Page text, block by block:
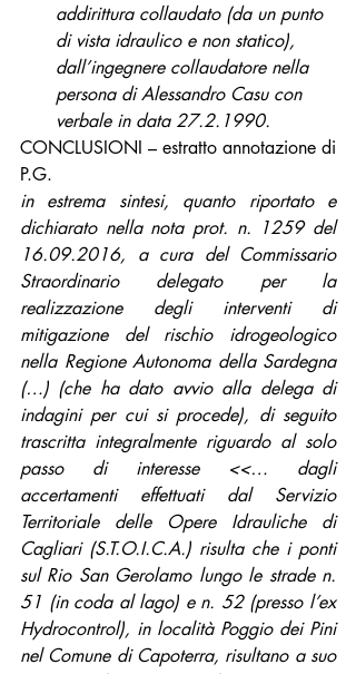
addirittura collaudato (da un punto
di vista idraulico e non statico),
dall’ingegnere collaudatore nella
persona di Alessandro Casu con
verbale in data 27.2.1990.
CONCLUSIONI – estratto annotazione di
P.G.
in estrema sintesi, quanto riportato e
dichiarato nella nota prot. n. 1259 del
16.09.2016, a cura del Commissario
Straordinario delegato per la
realizzazione degli interventi di
mitigazione del rischio idrogeologico
nella Regione Autonoma della Sardegna
(…) (che ha dato avvio alla delega di
indagini per cui si procede), di seguito
trascritta integralmente riguardo al solo
passo di interesse <<… dagli
accertamenti effettuati dal Servizio
Territoriale delle Opere Idrauliche di
Cagliari (S.T.O.I.C.A.) risulta che i ponti
sul Rio San Gerolamo lungo le strade n.
51 (in coda al lago) e n. 52 (presso l’ex
Hydrocontrol), in località Poggio dei Pini
nel Comune di Capoterra, risultano a suo